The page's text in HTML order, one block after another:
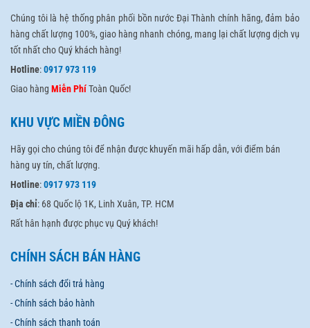
Chúng tôi là hệ thống phân phối bồn nước Đại Thành chính hãng, đảm bảo
hàng chất lượng 100%, giao hàng nhanh chóng, mang lại chất lượng dịch vụ
tốt nhất cho Quý khách hàng!
Hotline:0917 973 119
Giao hàng Miễn PhíToàn Quốc!
KHU VỰC MIỀN ĐÔNG
Hãy gọi cho chúng tôi để nhận được khuyến mãi hấp dẫn, với điểm bán
hàng uy tín, chất lượng.
Hotline:0917 973 119
Địa chỉ: 68 Quốc lộ 1K, Linh Xuân, TP. HCM
Rất hân hạnh được phục vụ Quý khách!
CHÍNH SÁCH BÁN HÀNG
- Chính sách đổi trả hàng
- Chính sách bảo hành
- Chính sách thanh toán